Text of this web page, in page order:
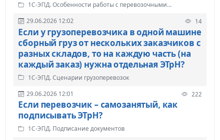
1С-ЭПД. Особенности работы с перевозочными
29.06.2026 12:02
14
Если у грузоперевозчика в одной машине
сборный груз от нескольких заказчиков с
разных складов, то на каждую часть (на
каждый заказ) нужна отдельная ЭТрН?
1С-ЭПД. Сценарии грузоперевозок
29.06.2026 12:01
222
Если перевозчик – самозанятый, как
подписывать ЭТрН?
1С-ЭПД. Подписание документов